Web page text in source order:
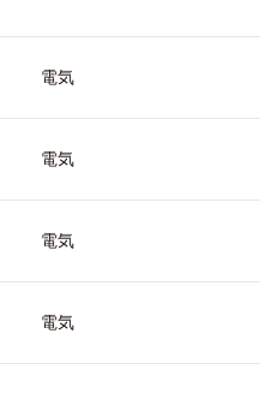
電気
電気
電気
電気